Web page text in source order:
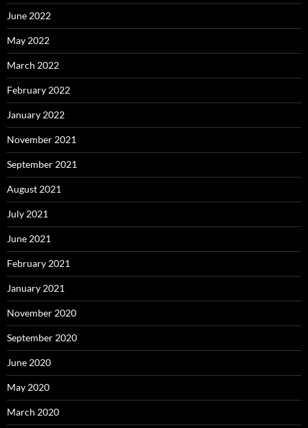
June 2022
May 2022
March 2022
February 2022
January 2022
November 2021
September 2021
August 2021
July 2021
June 2021
February 2021
January 2021
November 2020
September 2020
June 2020
May 2020
March 2020